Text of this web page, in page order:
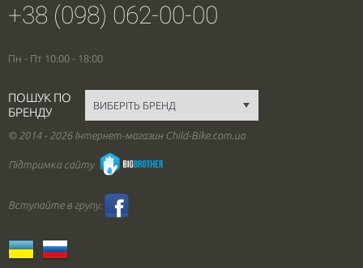
+38 (098) 062-00-00
Пн - Пт 10:00 - 18:00
ПОШУК ПО
БРЕНДУ
© 2014 - 2026 Інтернет-магазин Child-Bike.com.ua
Підтримка сайту
Вступайте в групу: